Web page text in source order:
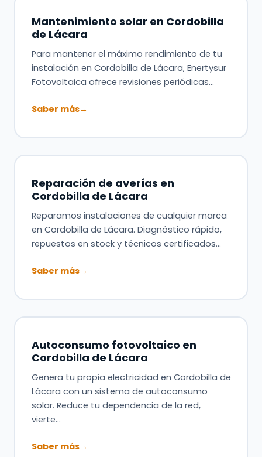
Mantenimiento solar en Cordobilla
de Lácara
Para mantener el máximo rendimiento de tu
instalación en Cordobilla de Lácara, Enertysur
Fotovoltaica ofrece revisiones periódicas…
Saber más→
Reparación de averías en
Cordobilla de Lácara
Reparamos instalaciones de cualquier marca
en Cordobilla de Lácara. Diagnóstico rápido,
repuestos en stock y técnicos certificados…
Saber más→
Autoconsumo fotovoltaico en
Cordobilla de Lácara
Genera tu propia electricidad en Cordobilla de
Lácara con un sistema de autoconsumo
solar. Reduce tu dependencia de la red,
vierte…
Saber más→